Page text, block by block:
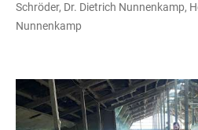
Schröder, Dr. Dietrich Nunnenkamp,
Nunnenkamp